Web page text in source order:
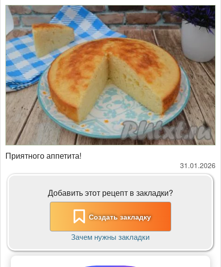
Приятного аппетита!
31.01.2026
Добавить этот рецепт в закладки?
Создать закладку
Зачем нужны закладки